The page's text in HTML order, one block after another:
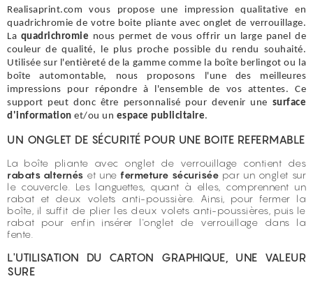
Realisaprint.com vous propose une impression qualitative en
quadrichromie de votre boite pliante avec onglet de verrouillage.
La quadrichromie nous permet de vous offrir un large panel de
couleur de qualité, le plus proche possible du rendu souhaité.
Utilisée sur l'entièreté de la gamme comme la boîte berlingot ou la
boîte automontable, nous proposons l'une des meilleures
impressions pour répondre à l'ensemble de vos attentes. Ce
support peut donc être personnalisé pour devenir une surface
d'information et/ou un espace publicitaire.
UN ONGLET DE SÉCURITÉ POUR UNE BOITE REFERMABLE
La boîte pliante avec onglet de verrouillage contient des
rabats alternés et unefermeture sécurisée par un onglet sur
le couvercle. Les languettes, quant à elles, comprennent un
rabat et deux volets anti-poussière. Ainsi, pour fermer la
boîte, il suffit de plier les deux volets anti-poussières, puis le
rabat pour enfin insérer l'onglet de verrouillage dans la
fente.
L'UTILISATION DU CARTON GRAPHIQUE, UNE VALEUR
SURE